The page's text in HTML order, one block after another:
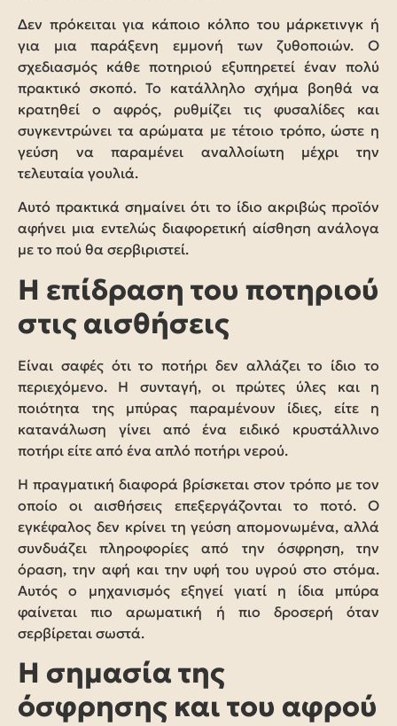
Δεν πρόκειται για κάποιο κόλπο του μάρκετινγκ ή
για μια παράξενη εμμονή των ζυθοποιών. Ο
σχεδιασμός κάθε ποτηριού εξυπηρετεί έναν πολύ
πρακτικό σκοπό. Το κατάλληλο σχήμα βοηθά να
κρατηθεί ο αφρός, ρυθμίζει τις φυσαλίδες και
συγκεντρώνει τα αρώματα με τέτοιο τρόπο, ώστε η
γεύση να παραμένει αναλλοίωτη μέχρι την
τελευταία γουλιά.
Αυτό πρακτικά σημαίνει ότι το ίδιο ακριβώς προϊόν
αφήνει μια εντελώς διαφορετική αίσθηση ανάλογα
με το πού θα σερβιριστεί.
Η επίδραση του ποτηριού
στις αισθήσεις
Είναι σαφές ότι το ποτήρι δεν αλλάζει το ίδιο το
περιεχόμενο. Η συνταγή, οι πρώτες ύλες και η
ποιότητα της μπύρας παραμένουν ίδιες, είτε η
κατανάλωση γίνει από ένα ειδικό κρυστάλλινο
ποτήρι είτε από ένα απλό ποτήρι νερού.
Η πραγματική διαφορά βρίσκεται στον τρόπο με τον
οποίο οι αισθήσεις επεξεργάζονται το ποτό. Ο
εγκέφαλος δεν κρίνει τη γεύση απομονωμένα, αλλά
συνδυάζει πληροφορίες από την όσφρηση, την
όραση, την αφή και την υφή του υγρού στο στόμα.
Αυτός ο μηχανισμός εξηγεί γιατί η ίδια μπύρα
φαίνεται πιο αρωματική ή πιο δροσερή όταν
σερβίρεται σωστά.
Η σημασία της
όσφρησης και του αφρού